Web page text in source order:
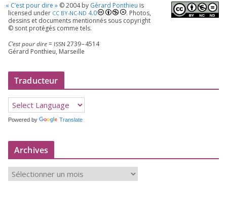
« C’est pour dire » ©2004by Gérard Ponthieu is
licen­sed under CC BY-NC-ND 4.0
. Photos,
des­sins et docu­ments men­tion­nés sous copy­right
© sont pro­té­gés comme tels.
C’est pour dire= ISSN 2739–4514
Gérard Ponthieu, Marseille
Traducteur
Powered by Translate
Archives
r